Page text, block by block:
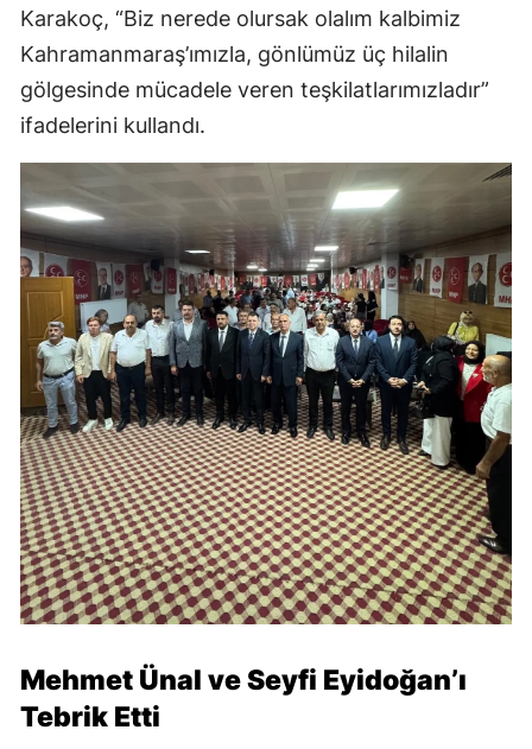
Karakoç, “Biz nerede olursak olalım kalbimiz
Kahramanmaraş’ımızla, gönlümüz üç hilalin
gölgesinde mücadele veren teşkilatlarımızladır”
ifadelerini kullandı.
Mehmet Ünal ve Seyfi Eyidoğan’ı
Tebrik Etti